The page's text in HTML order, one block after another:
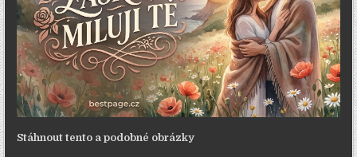
Stáhnout tento a podobné obrázky